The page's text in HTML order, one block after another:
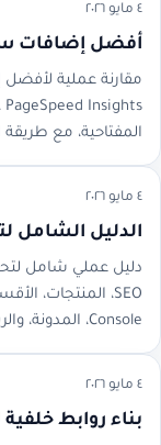
٤ مايو ٢٠٢٦
أفضل إضافات
المفتاحية، مع
٤ مايو ٢٠٢٦
الدليل الشامل
دليل عملي شامل
Console، المدونة، والربط الداخلي.
٤ مايو ٢٠٢٦
بناء روابط